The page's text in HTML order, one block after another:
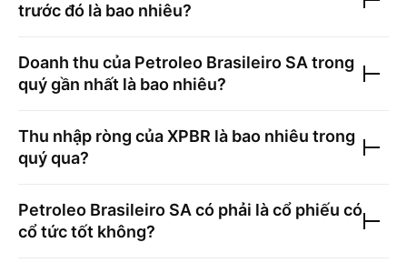
trước đó là bao nhiêu?
Doanh thu của Petroleo Brasileiro SA trong
quý gần nhất là bao nhiêu?
Thu nhập ròng củaXPBR là bao nhiêu trong
quý qua?
Petroleo Brasileiro SA có phải là cổ phiếu có
cổ tức tốt không?